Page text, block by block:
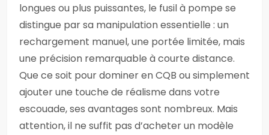
longues ou plus puissantes, le fusil à pompe se
distingue par sa manipulation essentielle : un
rechargement manuel, une portée limitée, mais
une précision remarquable à courte distance.
Que ce soit pour dominer en CQB ou simplement
ajouter une touche de réalisme dans votre
escouade, ses avantages sont nombreux. Mais
attention, il ne suffit pas d’acheter un modèle